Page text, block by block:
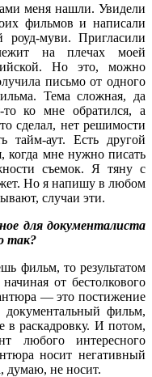
меня нашли. Увидели
фильмов и написали
роуд-муви. Пригласили
на плечах моей
Но это, можно
письмо от одного
Тема сложная, да
то ко мне обратился, а
сделал, нет решимости
тайм-аут. Есть другой
когда мне нужно писать
съемок. Я тяну с
Но я напишу в любом
случаи эти.
для документалиста
так?
фильм, то результатом
от бестолкового
— это постижение
документальный фильм,
в раскадровку. И потом,
любого интересного
носит негативный
думаю, не носит.